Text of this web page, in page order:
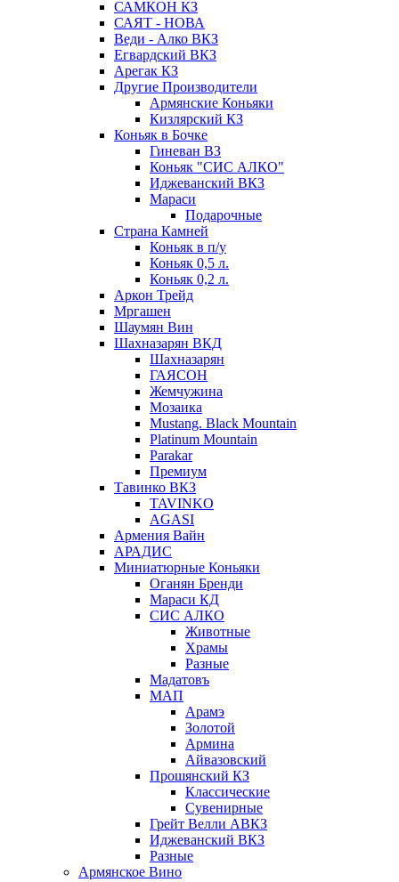
САМКОН КЗ
САЯТ - НОВА
Веди - Алко ВКЗ
Егвардский ВКЗ
Арегак КЗ
Другие Производители
Армянские Коньяки
Кизлярский КЗ
Коньяк в Бочке
Гиневан ВЗ
Коньяк "СИС АЛКО"
Иджеванский ВКЗ
Мараси
Подарочные
Страна Камней
Коньяк в п/у
Коньяк 0,5 л.
Коньяк 0,2 л.
Аркон Трейд
Мргашен
Шаумян Вин
Шахназарян ВКД
Шахназарян
ГАЯСОН
Жемчужина
Мозаика
Mustang. Black Mountain
Platinum Mountain
Parakar
Премиум
Тавинко ВКЗ
TAVINKO
AGASI
Армения Вайн
АРАДИС
Миниатюрные Коньяки
Оганян Бренди
Мараси КД
СИС АЛКО
Животные
Храмы
Разные
Мадатовъ
МАП
Арамэ
Золотой
Армина
Айвазовский
Прошянский КЗ
Классические
Сувенирные
Грейт Велли АВКЗ
Иджеванский ВКЗ
Разные
Армянское Вино